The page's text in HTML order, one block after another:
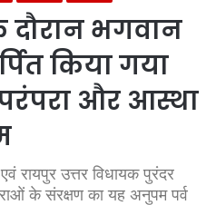
भगवान
किया गया
और आस्था
रायपुर उत्तर विधायक पुरंदर
के संरक्षण का यह अनुपम पर्व